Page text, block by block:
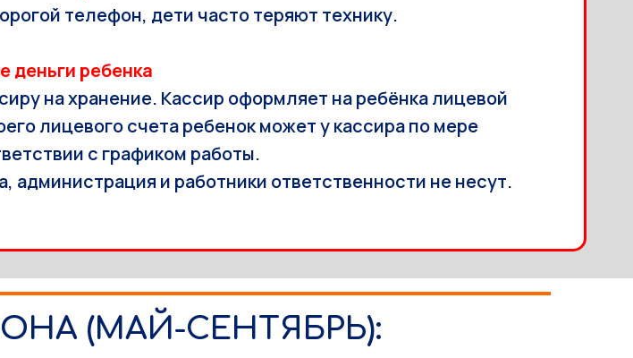
телефон, дети часто теряют технику.
деньги ребенка
на хранение. Кассир оформляет на ребёнка лицевой
лицевого счета ребенок может у кассира по мере
с графиком работы.
администрация и работники ответственности не несут.
(МАЙ-СЕНТЯБРЬ):